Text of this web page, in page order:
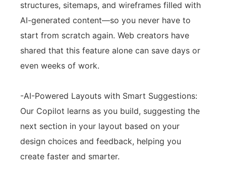
structures, sitemaps, and wireframes filled with
AI-generated content—so you never have to
start from scratch again. Web creators have
shared that this feature alone can save days or
even weeks of work.
-AI-Powered Layouts with Smart Suggestions:
Our Copilot learns as you build, suggesting the
next section in your layout based on your
design choices and feedback, helping you
create faster and smarter.